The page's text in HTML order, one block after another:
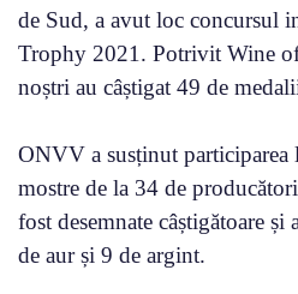
de Sud, a avut loc concursul
Trophy 2021. Potrivit Wine
noștri au câștigat 49 de
ONVV a susținut participarea
mostre de la 34 de
fost desemnate câștigătoare
de aur și 9 de argint.